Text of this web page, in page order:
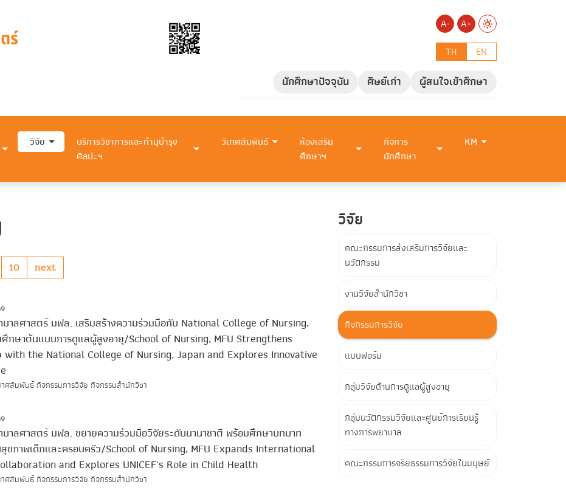
A-
A+
TH
EN
นักศึกษาปัจจุบัน ศิษย์เก่า ผู้สนใจเข้าศึกษา
วิจัย
บริการวิชาการและทำนุบำรุง
ศิลปะฯ
วิเทศสัมพันธ์
ห้องเสริม
ศึกษาฯ
กิจการ
นักศึกษา
KM
10 next
บาลศาสตร์ มฟล. เสริมสร้างความร่วมมือกับ National College of Nursing,
กษาต้นแบบการดูแลผู้สูงอายุ/School of Nursing, MFU Strengthens
with the National College of Nursing, Japan and Explores Innovative
ศสัมพันธ์ กิจกรรมการวิจัย กิจกรรมสำนักวิชา
บาลศาสตร์ มฟล. ขยายความร่วมมือวิจัยระดับนานาชาติ พร้อมศึกษาบทบาท
สุขภาพเด็กและครอบครัว/School of Nursing, MFU Expands International
and Explores UNICEF's Role in Child Health
ศสัมพันธ์ กิจกรรมการวิจัย กิจกรรมสำนักวิชา
วิจัย
คณะกรรมการส่งเสริมการวิจัยและ
นวัตกรรม
งานวิจัยสำนักวิชา
กิจกรรมการวิจัย
แบบฟอร์ม
กลุ่มวิจัยด้านการดูแลผู้สูงอายุ
กลุ่มนวัตกรรมวิจัยและศูนย์การเรียนรู้
ทางการพยาบาล
คณะกรรมการจริยธรรมการวิจัยในมนุษย์